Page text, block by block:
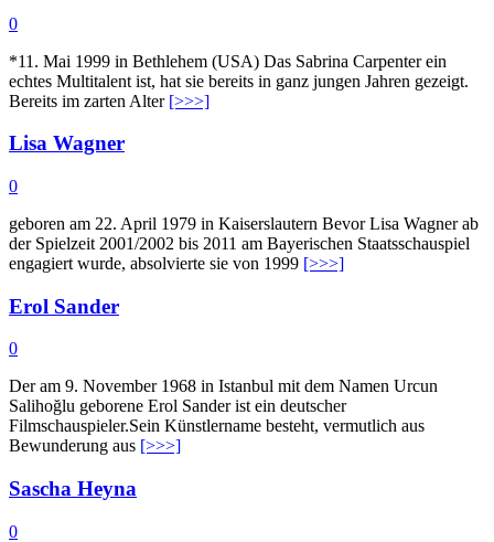
0
*11. Mai 1999 in Bethlehem (USA) Das Sabrina Carpenter ein
echtes Multitalent ist, hat sie bereits in ganz jungen Jahren gezeigt.
Bereits im zarten Alter [>>>]
Lisa Wagner
0
geboren am 22. April 1979 in Kaiserslautern Bevor Lisa Wagner ab
der Spielzeit 2001/2002 bis 2011 am Bayerischen Staatsschauspiel
engagiert wurde, absolvierte sie von 1999 [>>>]
Erol Sander
0
Der am 9. November 1968 in Istanbul mit dem Namen Urcun
Salihoğlu geborene Erol Sander ist ein deutscher
Filmschauspieler.Sein Künstlername besteht, vermutlich aus
Bewunderung aus [>>>]
Sascha Heyna
0